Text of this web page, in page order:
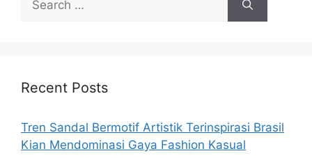
for:
Recent Posts
Tren Sandal Bermotif Artistik Terinspirasi Brasil
Kian Mendominasi Gaya Fashion Kasual